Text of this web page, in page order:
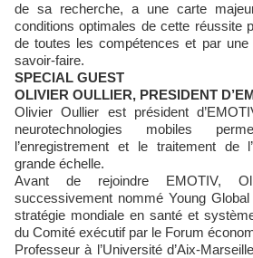
de sa recherche, a une carte
conditions optimales de cette réussite
de toutes les compétences et par
savoir-faire.
SPECIAL GUEST
OLIVIER OULLIER, PRESIDENT
Olivier Oullier est président
neurotechnologies mobiles
l’enregistrement et le traitement de
grande échelle.
Avant de rejoindre EMOTIV,
successivement nommé Young
stratégie mondiale en santé et
du Comité exécutif par le Forum
Professeur à l’Université d’Aix-